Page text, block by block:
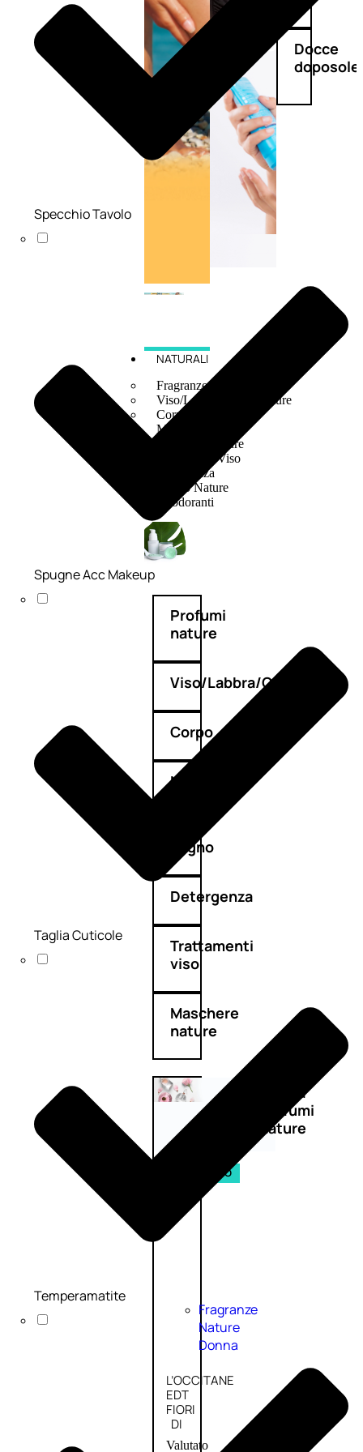
Doposole
Docce
doposole
NATURALI
Fragranze Nature
Viso/Labbra/Occhi Nature
Corpo
Mani
Maschera Nature
Trattamenti Viso
Detergenza
Bagno Nature
Deodoranti
Profumi
nature
Viso/Labbra/Occhi
Corpo
Mani
Bagno
Detergenza
Trattamenti
viso
Maschere
nature
Novità
profumi
nature
PROMO
Fragranze
Nature
Donna
L’OCCITANE
EDT
FIORI
DI
Valutato
Specchio Tavolo
Spugne Acc Makeup
Taglia Cuticole
Temperamatite